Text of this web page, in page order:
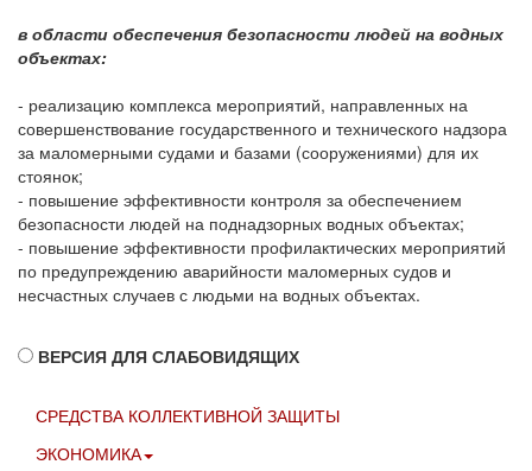
в области обеспечения безопасности людей на водных
объектах:
- реализацию комплекса мероприятий, направленных на
совершенствование государственного и технического надзора
за маломерными судами и базами (сооружениями) для их
стоянок;
- повышение эффективности контроля за обеспечением
безопасности людей на поднадзорных водных объектах;
- повышение эффективности профилактических мероприятий
по предупреждению аварийности маломерных судов и
несчастных случаев с людьми на водных объектах.
ВЕРСИЯ ДЛЯ СЛАБОВИДЯЩИХ
СРЕДСТВА КОЛЛЕКТИВНОЙ ЗАЩИТЫ
ЭКОНОМИКА